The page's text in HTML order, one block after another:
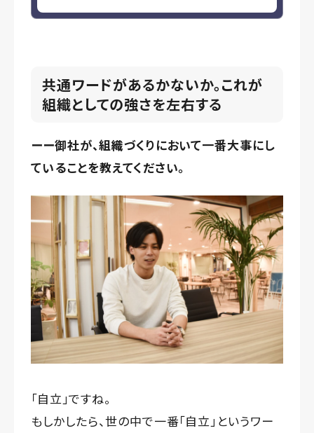
共通ワードがあるかないか。これが
組織としての強さを左右する
ーー御社が、組織づくりにおいて一番大事にし
ていることを教えてください。
「自立」ですね。
もしかしたら、世の中で一番「自立」というワー